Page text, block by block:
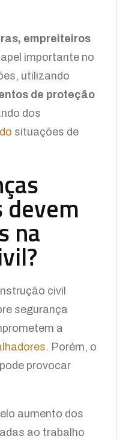
empreiteiros
importante no
utilizando
de proteção
dos
situações de
devem
na
civil
segurança
a
. Porém, o
provocar
aumento dos
ao trabalho